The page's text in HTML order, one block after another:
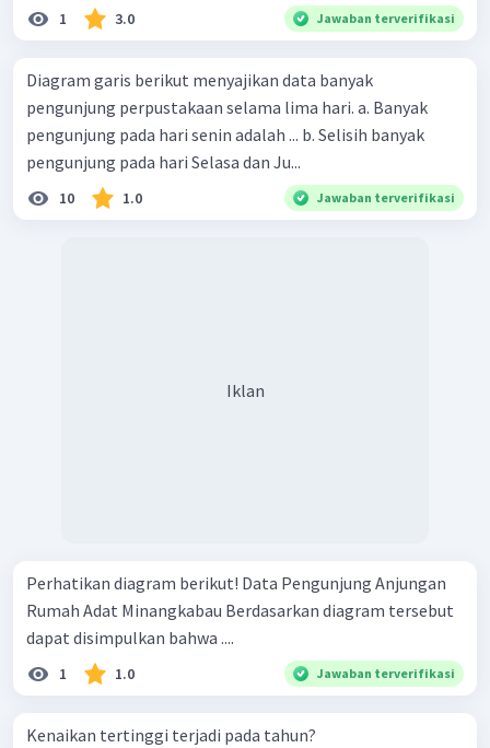
1 3.0 Jawaban terverifikasi
Diagram garis berikut menyajikan data banyak
pengunjung perpustakaan selama lima hari. a. Banyak
pengunjung pada hari senin adalah ... b. Selisih banyak
pengunjung pada hari Selasa dan Ju...
10 1.0 Jawaban terverifikasi
Iklan
Perhatikan diagram berikut! Data Pengunjung Anjungan
Rumah Adat Minangkabau Berdasarkan diagram tersebut
dapat disimpulkan bahwa ....
1 1.0 Jawaban terverifikasi
Kenaikan tertinggi terjadi pada tahun?